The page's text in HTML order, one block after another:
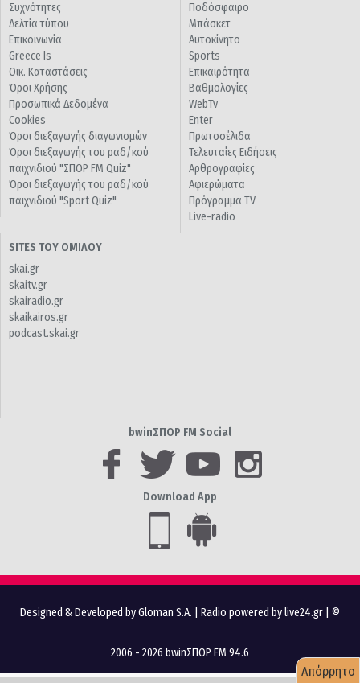
Συχνότητες
Δελτία τύπου
Επικοινωνία
Greece Is
Οικ. Καταστάσεις
Όροι Χρήσης
Προσωπικά Δεδομένα
Cookies
Όροι διεξαγωγής διαγωνισμών
Όροι διεξαγωγής του ραδ/κού
παιχνιδιού "ΣΠΟΡ FM Quiz"
Όροι διεξαγωγής του ραδ/κού
παιχνιδιού "Sport Quiz"
Ποδόσφαιρο
Μπάσκετ
Αυτοκίνητο
Sports
Επικαιρότητα
Βαθμολογίες
WebTv
Enter
Πρωτοσέλιδα
Τελευταίες Ειδήσεις
Αρθρογραφίες
Αφιερώματα
Πρόγραμμα TV
Live-radio
SITES ΤΟΥ ΟΜΙΛΟΥ
skai.gr
skaitv.gr
skairadio.gr
skaikairos.gr
podcast.skai.gr
bwinΣΠΟΡ FM Social
Download App
Designed & Developed by Gloman S.A. Radio powered by live24.gr | ©
2006 - 2026 bwinΣΠΟΡ FM 94.6
Απόρρητο